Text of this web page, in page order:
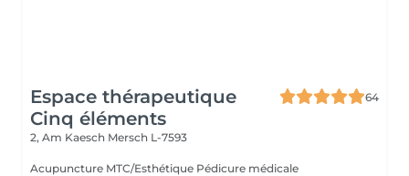
Espace thérapeutique
Cinq éléments
64
2, Am Kaesch Mersch L-7593
Acupuncture MTC/Esthétique Pédicure médicale